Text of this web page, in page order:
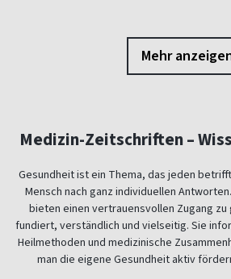
Mehr
Medizin-Zeitschriften –
Gesundheit ist ein Thema, das jeden
Mensch nach ganz individuellen
bieten einen vertrauensvollen Zugang zu
fundiert, verständlich und vielseitig. Sie
Heilmethoden und medizinische
man die eigene Gesundheit aktiv